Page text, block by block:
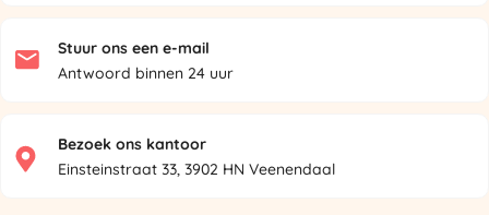
Stuur ons een e-mail
Antwoord binnen 24 uur
Bezoek ons kantoor
Einsteinstraat 33, 3902 HN Veenendaal